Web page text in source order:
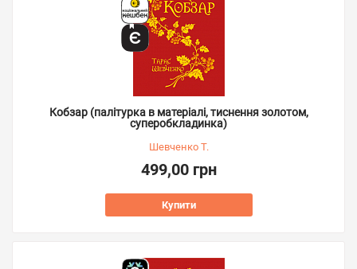
Кобзар (палітурка в матеріалі, тиснення золотом,
суперобкладинка)
Шевченко Т.
499,00 грн
Купити